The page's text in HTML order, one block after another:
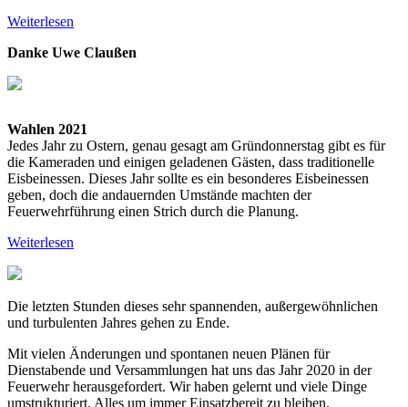
Weiterlesen
Danke Uwe Claußen
Wahlen 2021
Jedes Jahr zu Ostern, genau gesagt am Gründonnerstag gibt es für
die Kameraden und einigen geladenen Gästen, dass traditionelle
Eisbeinessen. Dieses Jahr sollte es ein besonderes Eisbeinessen
geben, doch die andauernden Umstände machten der
Feuerwehrführung einen Strich durch die Planung.
Weiterlesen
Die letzten Stunden dieses sehr spannenden, außergewöhnlichen
und turbulenten Jahres gehen zu Ende.
Mit vielen Änderungen und spontanen neuen Plänen für
Dienstabende und Versammlungen hat uns das Jahr 2020 in der
Feuerwehr herausgefordert. Wir haben gelernt und viele Dinge
umstrukturiert. Alles um immer Einsatzbereit zu bleiben.